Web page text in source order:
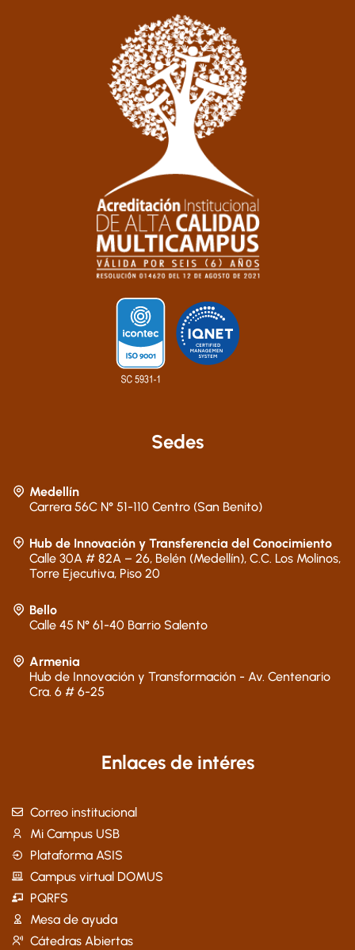
Sedes
Medellín
Carrera 56C N° 51-110 Centro (San Benito)
Hub de Innovación y Transferencia del Conocimiento
Calle 30A # 82A – 26, Belén (Medellín), C.C. Los Molinos,
Torre Ejecutiva, Piso 20
Bello
Calle 45 N° 61-40 Barrio Salento
Armenia
Hub de Innovación y Transformación - Av. Centenario
Cra. 6 # 6-25
Enlaces de intéres
Correo institucional
Mi Campus USB
Plataforma ASIS
Campus virtual DOMUS
PQRFS
Mesa de ayuda
Cátedras Abiertas